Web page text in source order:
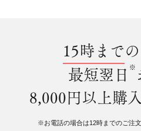
15時まで
最短翌日 ※
8,000円以上購
※お電話の場合は12時までのご注